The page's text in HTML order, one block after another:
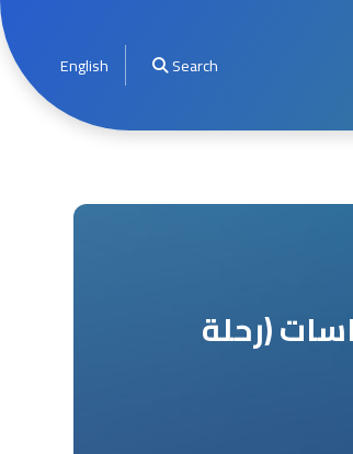
Search
English
(رحلة